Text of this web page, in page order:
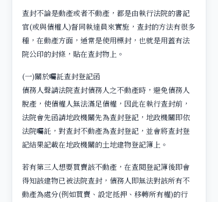
查封不論是動產或者不動產，都是由執行法院的書記
官(或與債權人)督同執達員來實施，查封的方法有很多
種，在動產方面，通常是使用標封，也就是用蓋有法
院公印的封條，貼在查封物上。
(一)關於囑託查封登記函
債務人聲請法院查封債務人之不動產時，避免債務人
脫產，使債權人無法滿足債權，因此在執行查封前，
法院會先函請地政機關先為查封登記，地政機關即依
法院囑託，對查封不動產為查封登記，並會將查封登
記結果記載在地政機關的土地建物登記簿上。
若有第三人想要買賣該不動產，在查閱登記簿後即會
得知該建物已被法院查封，債務人即無法對該所有不
動產為處分(例如買賣、設定抵押、移轉所有權)的行